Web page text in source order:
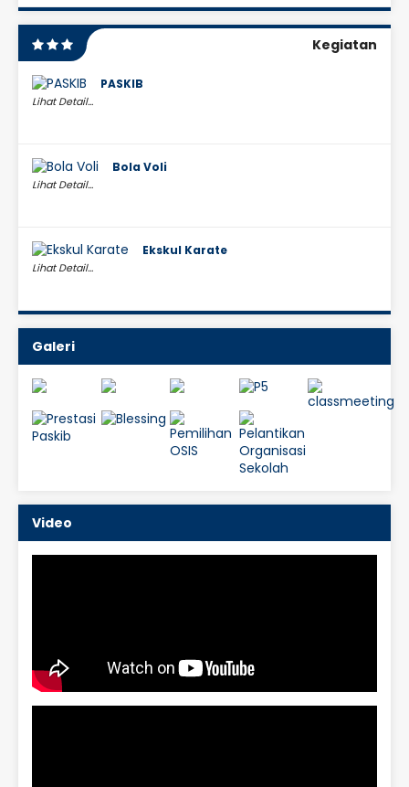
Kegiatan
PASKIB
Lihat Detail...
Bola Voli
Lihat Detail...
Ekskul Karate
Lihat Detail...
Galeri
Video